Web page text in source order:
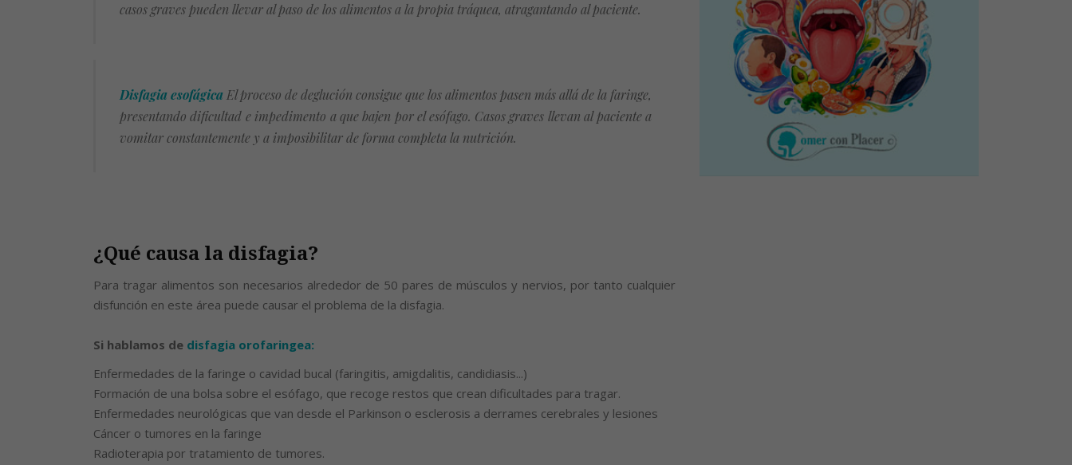
casos graves pueden llevar al paso de los alimentos a la propia tráquea, atragantando al paciente.
Disfagia esofágica El proceso de deglución consigue que los alimentos pasen más allá de la faringe,
presentando dificultad e impedimento a que bajen por el esófago. Casos graves llevan al paciente a
vomitar constantemente y a imposibilitar de forma completa la nutrición.
¿Qué causa la disfagia?
Para tragar alimentos son necesarios alrededor de 50 pares de músculos y nervios, por tanto cualquier
disfunción en este área puede causar el problema de la disfagia.
Si hablamos de disfagia orofaringea:
Enfermedades de la faringe o cavidad bucal (faringitis, amigdalitis, candidiasis...)
Formación de una bolsa sobre el esófago, que recoge restos que crean dificultades para tragar.
Enfermedades neurológicas que van desde el Parkinson o esclerosis a derrames cerebrales y lesiones
Cáncer o tumores en la faringe
Radioterapia por tratamiento de tumores.